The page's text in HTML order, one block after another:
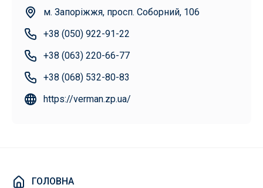
м. Запоріжжя, просп. Соборний, 106
+38 (050) 922-91-22
+38 (063) 220-66-77
+38 (068) 532-80-83
https://verman.zp.ua/
ГОЛОВНА